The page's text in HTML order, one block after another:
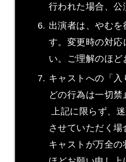
行われた場合、
出演者は、やむ
す。変更時の対
い。ご理解のほど
キャストへの「
どの行為は一切
上記に限らず、
させていただく
キャストが万全